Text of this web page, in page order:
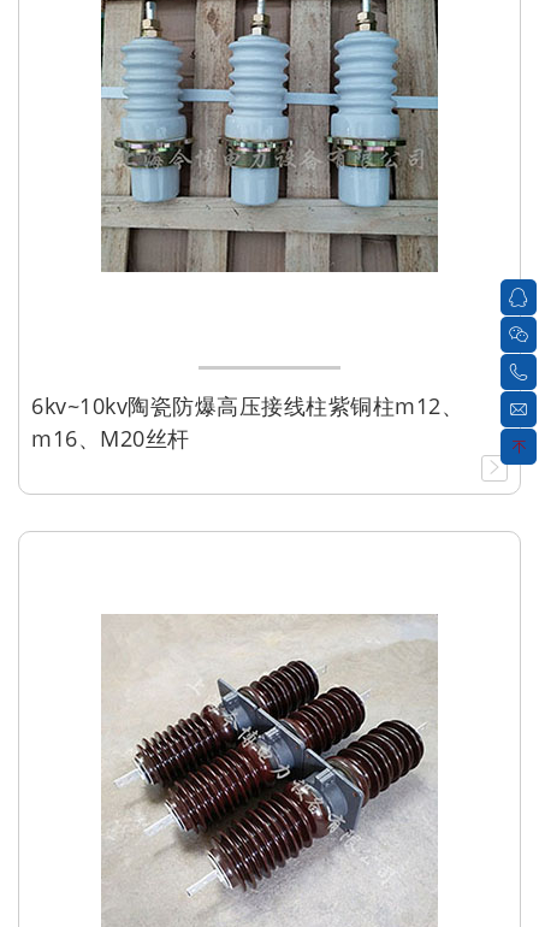
6kv~10kv陶瓷防爆高压接线柱紫铜柱m12、
m16、M20丝杆